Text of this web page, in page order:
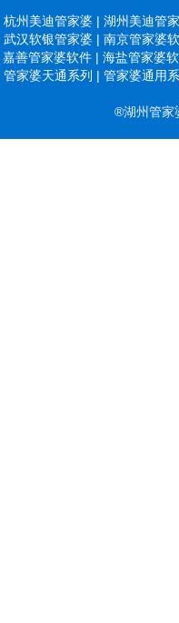
杭州美迪管家婆 | 湖州美迪管
武汉软银管家婆 | 南京管家婆
嘉善管家婆软件 | 海盐管家婆
管家婆天通系列 | 管家婆通用
®湖州管家